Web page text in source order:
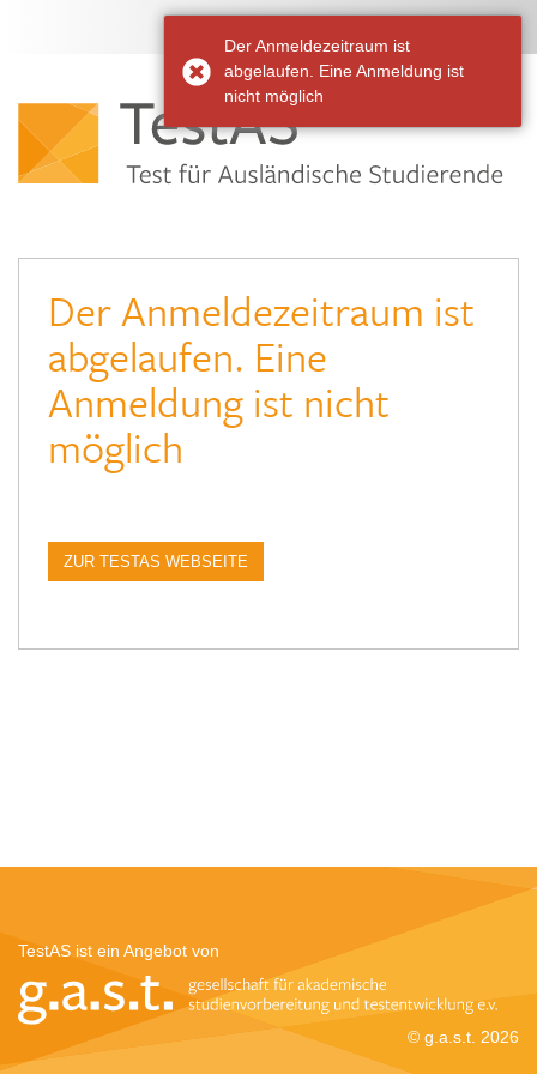
Der Anmeldezeitraum ist
abgelaufen. Eine
Anmeldung ist nicht
möglich
ZUR TESTAS WEBSEITE
TestAS ist ein Angebot von
© g.a.s.t. 2026
Der Anmeldezeitraum ist
abgelaufen. Eine Anmeldung ist
nicht möglich